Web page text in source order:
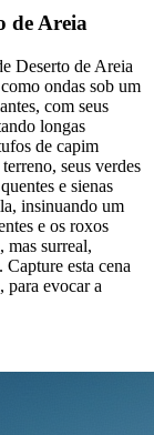
de Areia
Deserto de Areia
ondas sob um
com seus
longas
de capim
seus verdes
e sienas
insinuando um
e os roxos
mas surreal,
esta cena
para evocar a